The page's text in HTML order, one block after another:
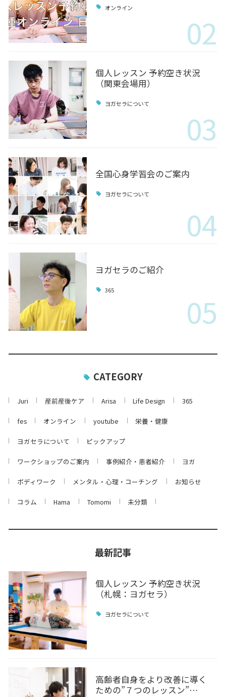
オンライン
02
個人レッスン 予約空き状況
（関東会場用）
ヨガセラについて
03
全国心身学習会のご案内
ヨガセラについて
04
ヨガセラのご紹介
365
05
CATEGORY
Juri 産前産後ケア Arisa Life Design 365
fes オンライン youtube 栄養・健康
ヨガセラについて ピックアップ
ワークショップのご案内 事例紹介・患者紹介 ヨガ
ボディワーク メンタル・心理・コーチング お知らせ
コラム Hama Tomomi 未分類
最新記事
個人レッスン 予約空き状況
（札幌：ヨガセラ）
ヨガセラについて
高齢者自身をより改善に導く
ための”７つのレッスン”…